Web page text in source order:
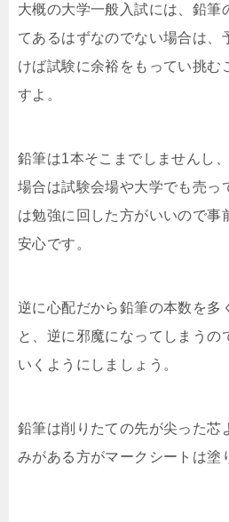
大概の大学一般入試には、鉛筆
てあるはずなのでない場合は、
けば試験に余裕をもってい挑む
すよ。
鉛筆は1本そこまでしませんし
場合は試験会場や大学でも売っ
は勉強に回した方がいいので事
安心です。
逆に心配だから鉛筆の本数を多
と、逆に邪魔になってしまうの
いくようにしましょう。
鉛筆は削りたての先が尖った芯
みがある方がマークシートは塗